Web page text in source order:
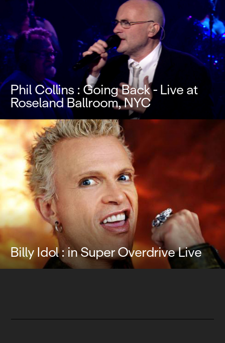
Phil Collins : Going Back - Live at
Roseland Ballroom, NYC
Billy Idol : in Super Overdrive Live